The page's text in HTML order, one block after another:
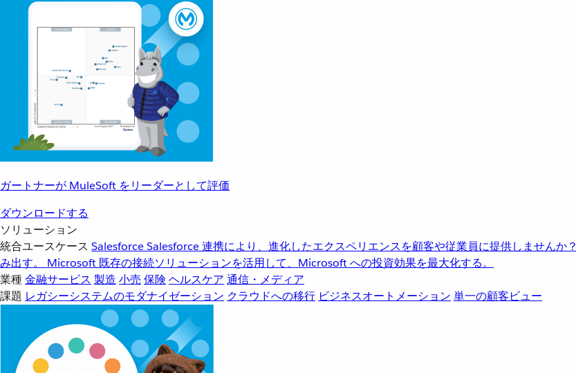
ガートナーが MuleSoft をリーダーとして評価
ダウンロードする
ソリューション
統合ユースケース SalesforceSalesforce 連携により、進化したエクスペリエンスを顧客や従業員に提供しませんか？
み出す。
Microsoft 既存の接続ソリューションを活用して、Microsoft への投資効果を最大化する。
業種金融サービス 製造 小売 保険 ヘルスケア 通信・メディア
課題 レガシーシステムのモダナイゼーション クラウドへの移行 ビジネスオートメーション 単一の顧客ビュー